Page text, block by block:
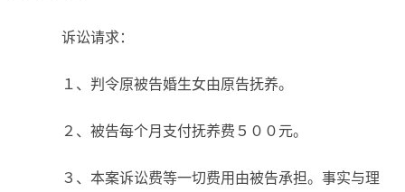
诉讼请求：
１、判令原被告婚生女由原告抚养。
２、被告每个月支付抚养费５００元。
３、本案诉讼费等一切费用由被告承担。事实与理